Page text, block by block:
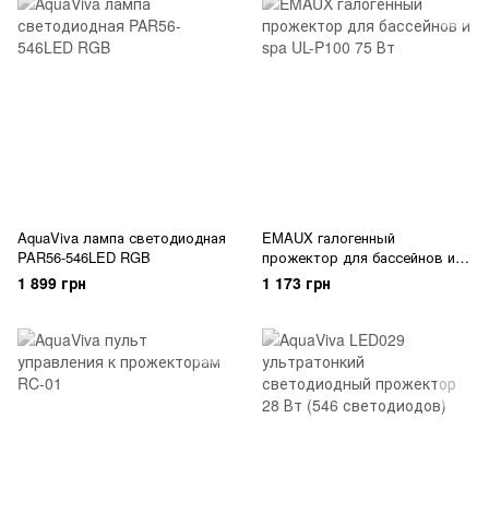
AquaViva лампа светодиодная
PAR56-546LED RGB
1 899 грн
EMAUX галогенный
прожектор для бассейнов и
spa UL-P100 75 Вт
1 173 грн